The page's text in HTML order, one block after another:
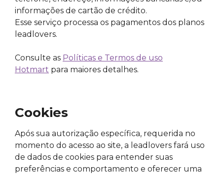
informações de cartão de crédito.
Esse serviço processa os pagamentos dos planos
leadlovers.
Consulte as Políticas e Termos de uso
Hotmart para maiores detalhes.
Cookies
Após sua autorização específica, requerida no
momento do acesso ao site, a leadlovers fará uso
de dados de cookies para entender suas
preferências e comportamento e oferecer uma